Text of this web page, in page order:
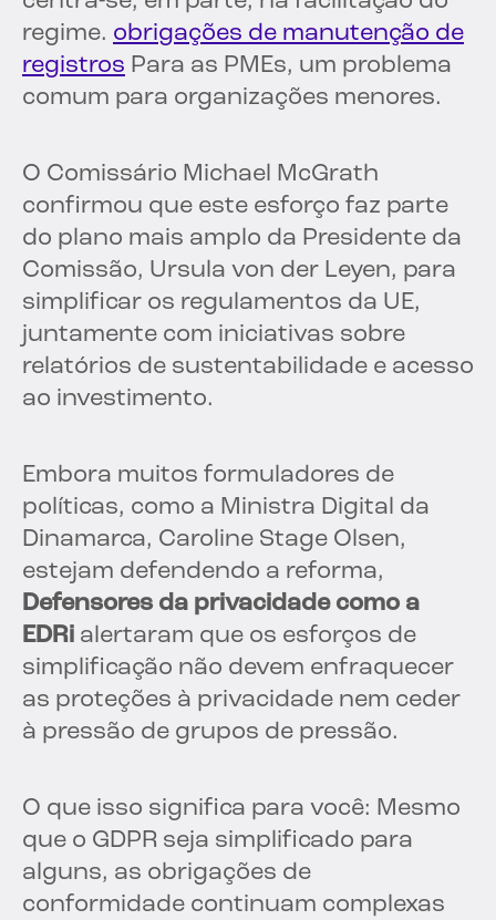
regime. obrigações de manutenção de
registros Para as PMEs, um problema
comum para organizações menores.
O Comissário Michael McGrath
confirmou que este esforço faz parte
do plano mais amplo da Presidente da
Comissão, Ursula von der Leyen, para
simplificar os regulamentos da UE,
juntamente com iniciativas sobre
relatórios de sustentabilidade e acesso
ao investimento.
Embora muitos formuladores de
políticas, como a Ministra Digital da
Dinamarca, Caroline Stage Olsen,
estejam defendendo a reforma,
Defensores da privacidade como a
EDRi alertaram que os esforços de
simplificação não devem enfraquecer
as proteções à privacidade nem ceder
à pressão de grupos de pressão.
O que isso significa para você: Mesmo
que o GDPR seja simplificado para
alguns, as obrigações de
conformidade continuam complexas